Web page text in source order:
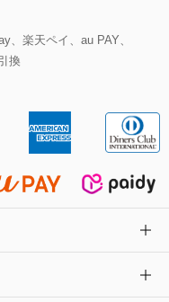
、楽天ペイ、au PAY、
換